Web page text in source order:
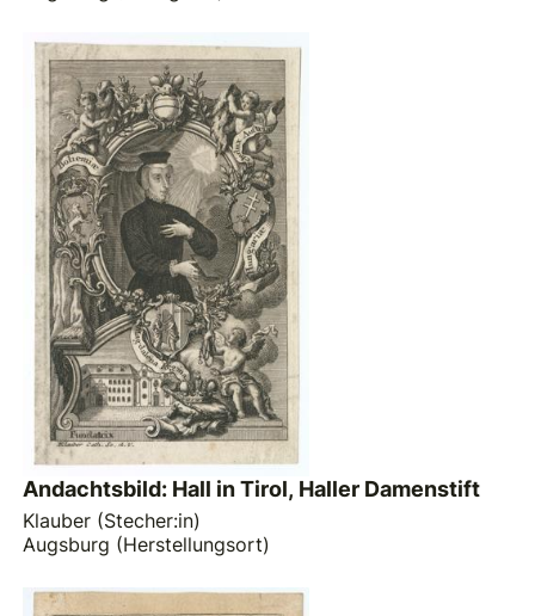
Andachtsbild: Hall in Tirol, Haller Damenstift
Klauber (Stecher:in)
Augsburg (Herstellungsort)